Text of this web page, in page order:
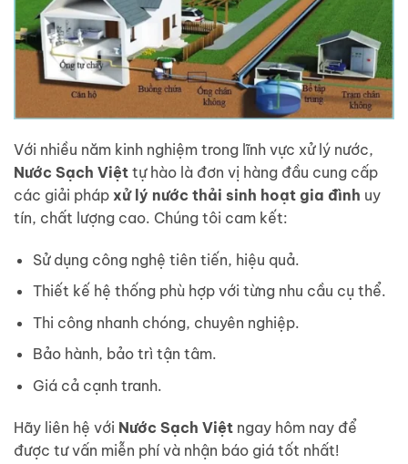
Với nhiều năm kinh nghiệm trong lĩnh vực xử lý nước,
Nước Sạch Việt tự hào là đơn vị hàng đầu cung cấp
các giải pháp xử lý nước thải sinh hoạt gia đình uy
tín, chất lượng cao. Chúng tôi cam kết:
Sử dụng công nghệ tiên tiến, hiệu quả.
Thiết kế hệ thống phù hợp với từng nhu cầu cụ thể.
Thi công nhanh chóng, chuyên nghiệp.
Bảo hành, bảo trì tận tâm.
Giá cả cạnh tranh.
Hãy liên hệ với Nước Sạch Việt ngay hôm nay để
được tư vấn miễn phí và nhận báo giá tốt nhất!